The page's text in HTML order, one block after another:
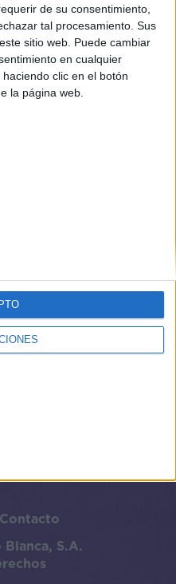
de su consentimiento,
tal procesamiento. Sus
sitio web. Puede cambiar
en cualquier
clic en el botón
la página web.
son llamados a
minera por la
erradicar y
de este mal.
Contacto
S.A.